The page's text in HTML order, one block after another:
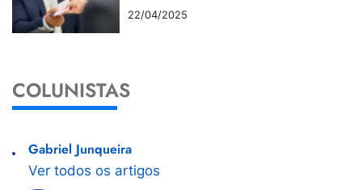
22/04/2025
COLUNISTAS
Gabriel Junqueira
Ver todos os artigos